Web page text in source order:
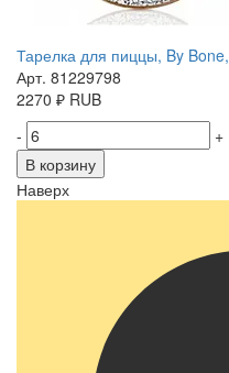
Тарелка для пиццы, By
Арт. 81229798
2270 ₽ RUB
-
+
В корзину
Наверх